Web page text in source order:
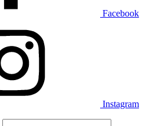
Facebook
Instagram